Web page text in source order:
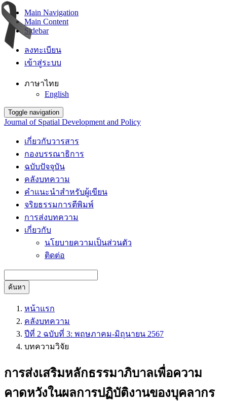
Main Navigation
Main Content
Sidebar
ลงทะเบียน
เข้าสู่ระบบ
ภาษาไทย
English
Toggle navigation
Journal of Spatial Development and Policy
เกี่ยวกับวารสาร
กองบรรณาธิการ
ฉบับปัจจุบัน
คลังบทความ
คำแนะนำสำหรับผู้เขียน
จริยธรรมการตีพิมพ์
การส่งบทความ
เกี่ยวกับ
นโยบายความเป็นส่วนตัว
ติดต่อ
ค้นหา
หน้าแรก
คลังบทความ
ปีที่ 2 ฉบับที่ 3: พฤษภาคม-มิถุนายน 2567
บทความวิจัย
การส่งเสริมหลักธรรมาภิบาลเพื่อความ
คาดหวังในผลการปฏิบัติงานของบุคลากร